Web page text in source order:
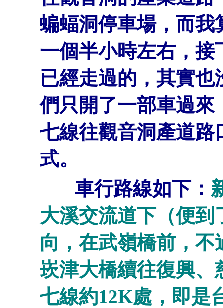
蝙蝠洞停車場，而我
一個半小時左右，接
已經走過的，其實
們只開了一部車過來
七線往觀音洞產道路
式。
車行路線如下：
大溪交流道下（便到
向，在武嶺橋前，不
崁津大橋續往復興、
七線約12K處，即是